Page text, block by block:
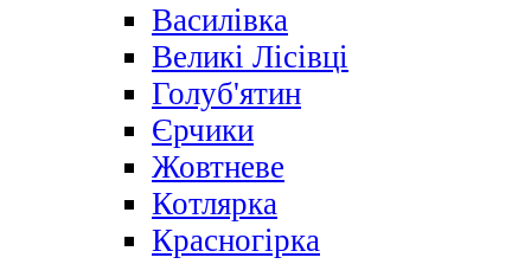
Василівка
Великі Лісівці
Голуб'ятин
Єрчики
Жовтневе
Котлярка
Красногірка